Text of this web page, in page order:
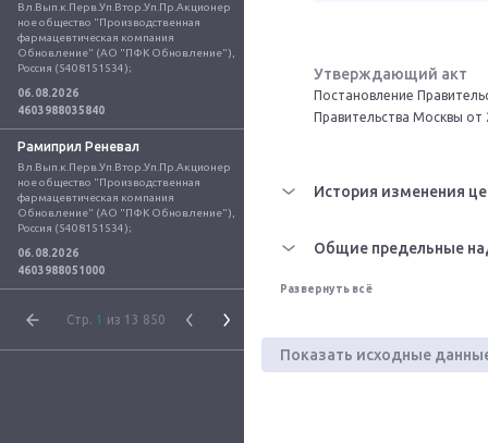
Вл.Вып.к.Перв.Уп.Втор.Уп.Пр.Акционер
ное общество "Производственная
фармацевтическая компания
Обновление" (АО "ПФК Обновление"),
Россия (5408151534);
06.08.2026
4603988035840
Рамиприл Реневал
Вл.Вып.к.Перв.Уп.Втор.Уп.Пр.Акционер
ное общество "Производственная
фармацевтическая компания
Обновление" (АО "ПФК Обновление"),
Россия (5408151534);
06.08.2026
4603988051000
Стр. 1 из 13 850
Утверждающий акт
Постановление
Правительства Москвы
История изменения
Общие предельные
Развернуть всё
Показать исходные